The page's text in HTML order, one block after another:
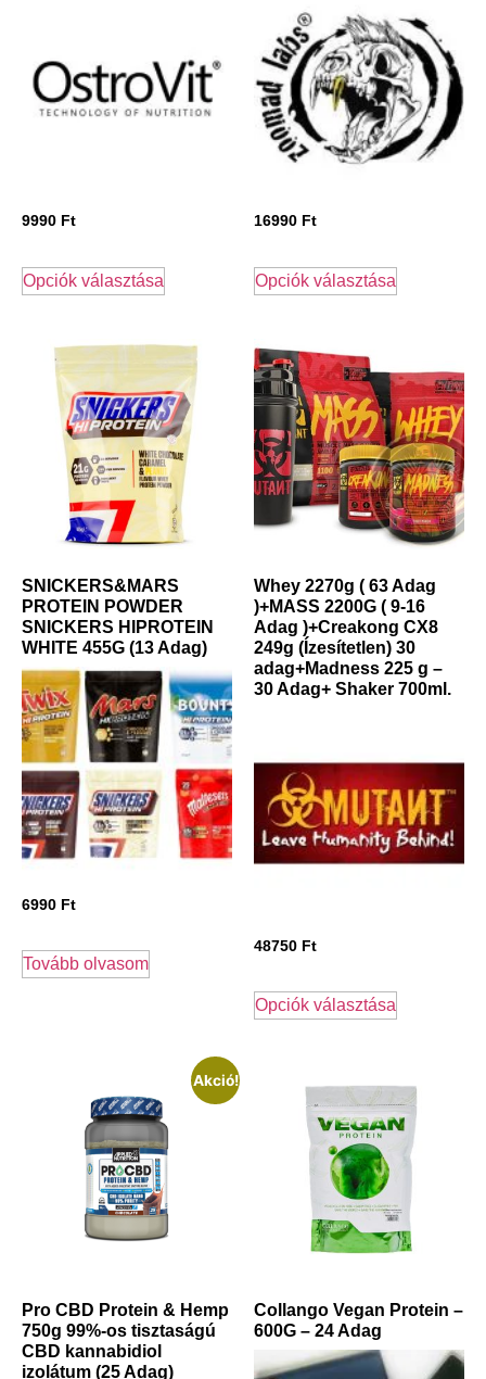
9990 Ft
Opciók választása
16990 Ft
Opciók választása
SNICKERS&MARS
PROTEIN POWDER
SNICKERS HIPROTEIN
WHITE 455G (13 Adag)
6990 Ft
Tovább olvasom
Whey 2270g ( 63 Adag
)+MASS 2200G ( 9-16
Adag )+Creakong CX8
249g (Ízesítetlen) 30
adag+Madness 225 g –
30 Adag+ Shaker 700ml.
48750 Ft
Opciók választása
Akció!
Pro CBD Protein & Hemp
750g 99%-os tisztaságú
CBD kannabidiol
izolátum (25 Adag)
Collango Vegan Protein –
600G – 24 Adag